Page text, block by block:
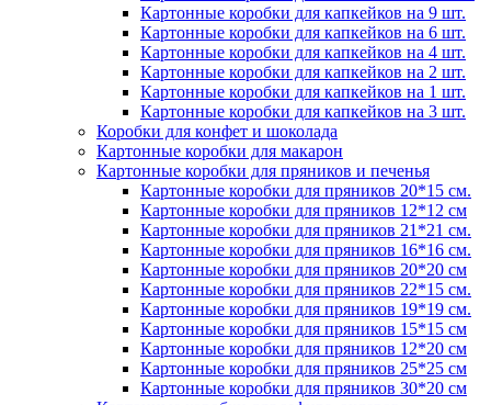
Картонные коробки для капкейков на 9 шт.
Картонные коробки для капкейков на 6 шт.
Картонные коробки для капкейков на 4 шт.
Картонные коробки для капкейков на 2 шт.
Картонные коробки для капкейков на 1 шт.
Картонные коробки для капкейков на 3 шт.
Коробки для конфет и шоколада
Картонные коробки для макарон
Картонные коробки для пряников и печенья
Картонные коробки для пряников 20*15 см.
Картонные коробки для пряников 12*12 см
Картонные коробки для пряников 21*21 см.
Картонные коробки для пряников 16*16 см.
Картонные коробки для пряников 20*20 см
Картонные коробки для пряников 22*15 см.
Картонные коробки для пряников 19*19 см.
Картонные коробки для пряников 15*15 см
Картонные коробки для пряников 12*20 см
Картонные коробки для пряников 25*25 см
Картонные коробки для пряников 30*20 см